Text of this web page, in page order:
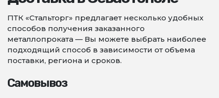
ПТК «Стальторг» предлагает несколько удобных
способов получения заказанного
металлопроката — Вы можете выбрать наиболее
подходящий способ в зависимости от объема
поставки, региона и сроков.
Самовывоз